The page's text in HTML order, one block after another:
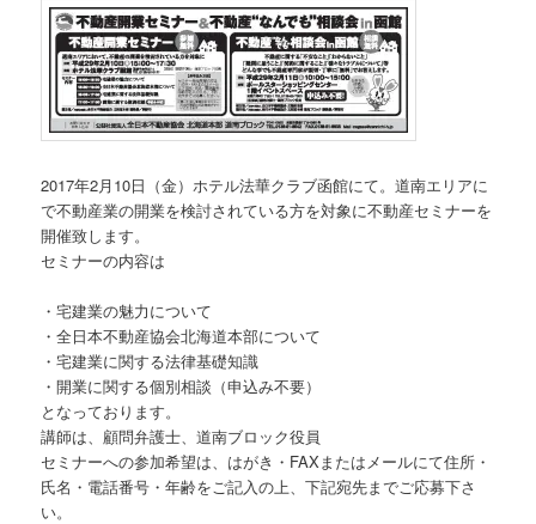
2017年2月10日（金）ホテル法華クラブ函館にて。道南エリアに
で不動産業の開業を検討されている方を対象に不動産セミナーを
開催致します。
セミナーの内容は
・宅建業の魅力について
・全日本不動産協会北海道本部について
・宅建業に関する法律基礎知識
・開業に関する個別相談（申込み不要）
となっております。
講師は、顧問弁護士、道南ブロック役員
セミナーへの参加希望は、はがき・FAXまたはメールにて住所・
氏名・電話番号・年齢をご記入の上、下記宛先までご応募下さ
い。